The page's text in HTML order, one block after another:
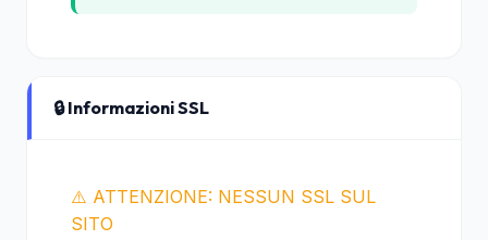
🔒 Informazioni SSL
⚠️ ATTENZIONE: NESSUN SSL SUL
SITO